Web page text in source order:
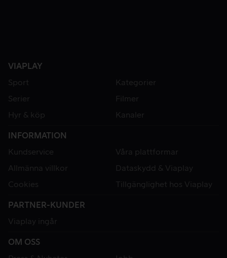
VIAPLAY
Sport
Kategorier
Serier
Filmer
Hyr & köp
Kanaler
INFORMATION
Kundservice
Våra plattformar
Allmänna villkor
Dataskydd & Viaplay
Cookies
Tillgänglighet hos Viaplay
PARTNER-KUNDER
Viaplay ingår
OM OSS